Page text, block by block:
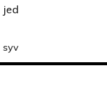
jed
syv